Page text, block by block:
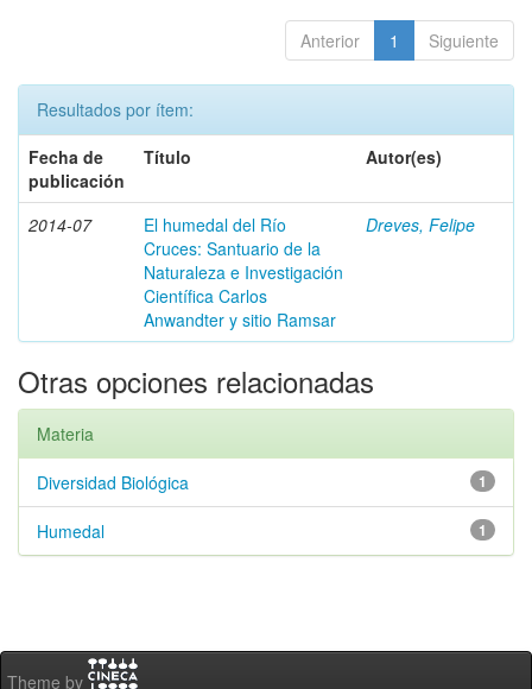
Anterior 1 Siguiente
Resultados por ítem:
Fecha de
publicación
Título Autor(es)
2014-07
El humedal del Río
Cruces: Santuario de la
Naturaleza e Investigación
Científica Carlos
Anwandter y sitio Ramsar
Dreves, Felipe
Otras opciones relacionadas
Materia
1
Diversidad Biológica
1
Humedal
Theme by